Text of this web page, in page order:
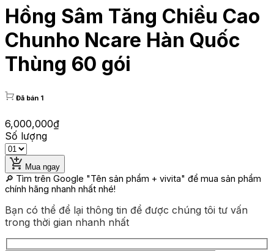
Hồng Sâm Tăng Chiều Cao
Chunho Ncare Hàn Quốc
Thùng 60 gói
Đã bán 1
6,000,000₫
Số lượng
Mua ngay
🔎 Tìm trên Google "Tên sản phẩm + vivita" để mua sản phẩm
chính hãng nhanh nhất nhé!
Bạn có thể để lại thông tin để được chúng tôi tư vấn
trong thời gian nhanh nhất